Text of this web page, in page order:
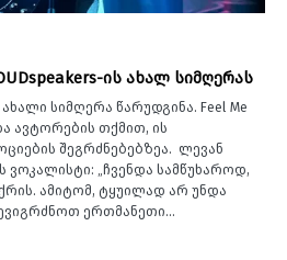
ის ახალ სიმღერას
ახალი სიმღერა წარუდგინა. Feel Me
ავტორების თქმით, ის
შეგრძნებებზეა. ლევან
ვოკალისტი: „ჩვენდა სამწუხაროდ,
ამიტომ, ტყუილად არ უნდა
ერთმანეთი…